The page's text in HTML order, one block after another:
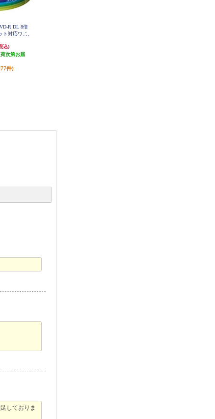
R DL 8倍
ト対応ワイ
込)
次第お届
件)
しておりま